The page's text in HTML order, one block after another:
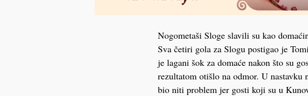
Nogometaši Sloge slavili su kao
Sva četiri gola za Slogu postigao je
je lagani šok za domaće nakon što su
rezultatom otišlo na odmor. U
bio niti problem jer gosti koji su u